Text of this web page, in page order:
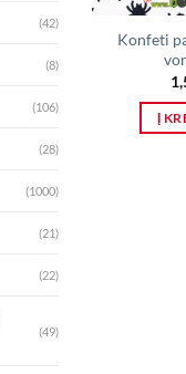
(42)
(8)
(106)
(28)
(1000)
(21)
(22)
(49)
Konfeti
Į